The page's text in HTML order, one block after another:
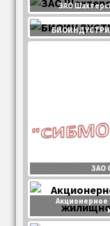
ЗАО
ЗАО
Акционерное